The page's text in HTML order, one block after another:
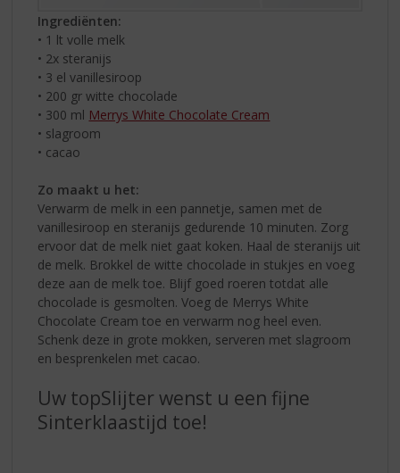
Ingrediënten:
• 1 lt volle melk
• 2x steranijs
• 3 el vanillesiroop
• 200 gr witte chocolade
• 300 ml Merrys White Chocolate Cream
• slagroom
• cacao
Zo maakt u het:
Verwarm de melk in een pannetje, samen met de
vanillesiroop en steranijs gedurende 10 minuten. Zorg
ervoor dat de melk niet gaat koken. Haal de steranijs uit
de melk. Brokkel de witte chocolade in stukjes en voeg
deze aan de melk toe. Blijf goed roeren totdat alle
chocolade is gesmolten. Voeg de Merrys White
Chocolate Cream toe en verwarm nog heel even.
Schenk deze in grote mokken, serveren met slagroom
en besprenkelen met cacao.
Uw topSlijter wenst u een fijne
Sinterklaastijd toe!